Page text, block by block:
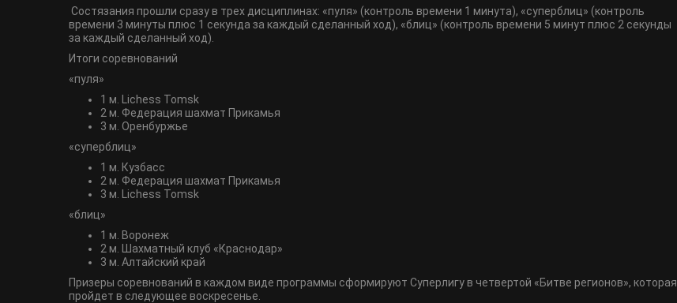
Состязания прошли сразу в трех дисциплинах: «пуля» (контроль времени 1 минута), «суперблиц» (контроль
времени 3 минуты плюс 1 секунда за каждый сделанный ход), «блиц» (контроль времени 5 минут плюс 2 секунды
за каждый сделанный ход).
Итоги соревнований
«пуля»
1 м. Lichess Tomsk
2 м. Федерация шахмат Прикамья
3 м. Оренбуржье
«суперблиц»
1 м. Кузбасс
2 м. Федерация шахмат Прикамья
3 м. Lichess Tomsk
«блиц»
1 м. Воронеж
2 м. Шахматный клуб «Краснодар»
3 м. Алтайский край
Призеры соревнований в каждом виде программы сформируют Суперлигу в четвертой «Битве регионов», которая
пройдет в следующее воскресенье.